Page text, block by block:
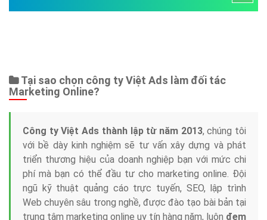
Tại sao chọn công ty Việt Ads làm đối tác
Marketing Online?
Công ty Việt Ads thành lập từ năm 2013, chúng tôi
với bề dày kinh nghiệm sẽ tư vấn xây dựng và phát
triển thương hiệu của doanh nghiệp bạn với mức chi
phí mà bạn có thể đầu tư cho marketing online. Đội
ngũ kỹ thuật quảng cáo trực tuyến, SEO, lập trình
Web chuyên sâu trong nghề, được đào tạo bài bản tại
trung tâm marketing online uy tín hàng năm, luôn đem